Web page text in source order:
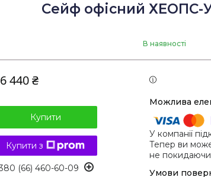
Сейф офісний ХЕОПС-
В наявності
440 ₴
Купити
Купити з
(66) 460-60-09
У компанії
Тепер ви
не покидаючи